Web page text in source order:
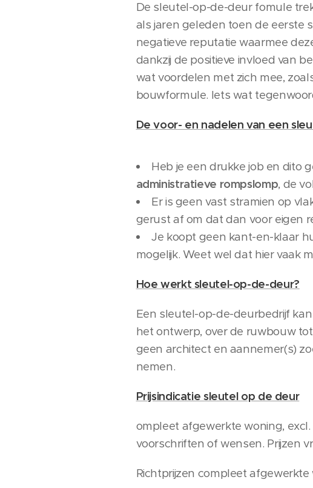
De sleutel-op-de-deur fomule
als jaren geleden toen de eerste
negatieve reputatie waarmee
dankzij de positieve invloed van
wat voordelen met zich mee,
bouwformule. Iets wat
De voor- en nadelen van een
Heb je een drukke job en dito
administratieve rompslomp, de
Er is geen vast stramien op
gerust af om dat dan voor eigen
Je koopt geen kant-en-klaar
mogelijk. Weet wel dat hier vaak
Hoe werkt sleutel-op-de-deur?
Een sleutel-op-de-deurbedrijf
het ontwerp, over de ruwbouw
geen architect en aannemer(s)
nemen.
Prijsindicatie sleutel op de deur
ompleet afgewerkte woning,
voorschriften of wensen. Prijzen
Richtprijzen compleet afgewerkte